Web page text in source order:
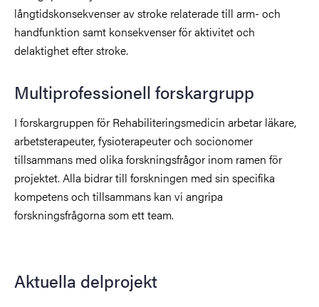
långtidskonsekvenser av stroke relaterade till arm- och
handfunktion samt konsekvenser för aktivitet och
delaktighet efter stroke.
Multiprofessionell forskargrupp
I forskargruppen för Rehabiliteringsmedicin arbetar läkare,
arbetsterapeuter, fysioterapeuter och socionomer
tillsammans med olika forskningsfrågor inom ramen för
projektet. Alla bidrar till forskningen med sin specifika
kompetens och tillsammans kan vi angripa
forskningsfrågorna som ett team.
Aktuella delprojekt